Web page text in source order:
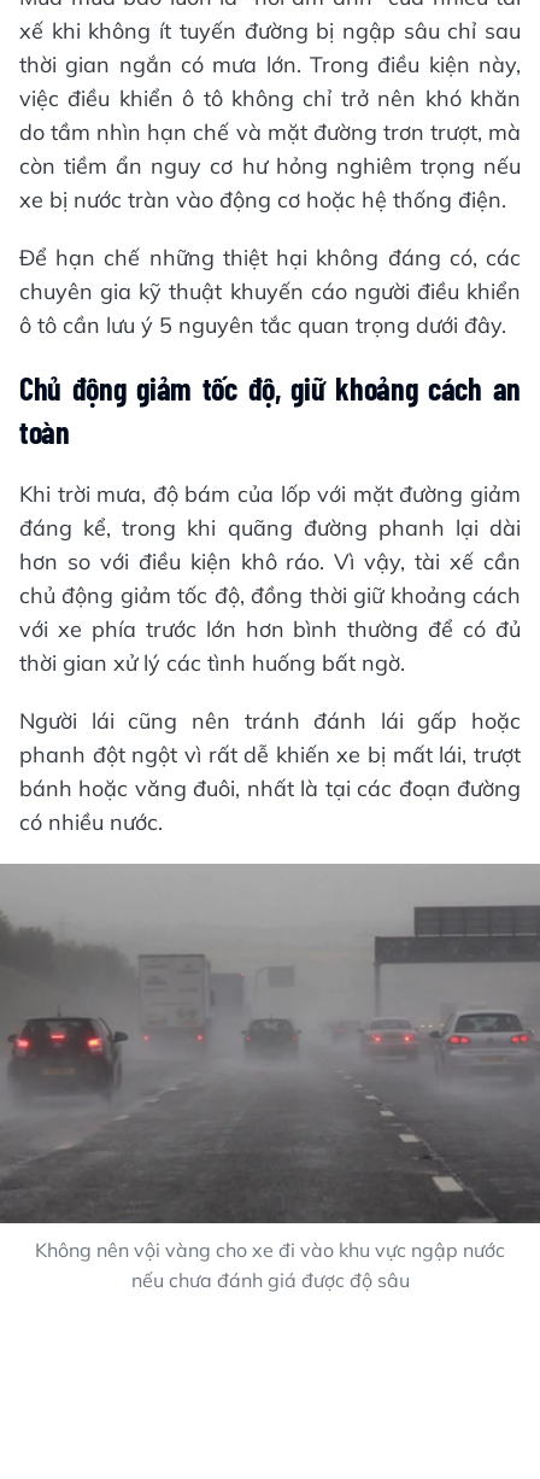
xế khi không ít tuyến đường bị ngập sâu chỉ sau
thời gian ngắn có mưa lớn. Trong điều kiện này,
việc điều khiển ô tô không chỉ trở nên khó khăn
do tầm nhìn hạn chế và mặt đường trơn trượt, mà
còn tiềm ẩn nguy cơ hư hỏng nghiêm trọng nếu
xe bị nước tràn vào động cơ hoặc hệ thống điện.
Để hạn chế những thiệt hại không đáng có, các
chuyên gia kỹ thuật khuyến cáo người điều khiển
ô tô cần lưu ý 5 nguyên tắc quan trọng dưới đây.
Chủ động giảm tốc độ, giữ khoảng cách an
toàn
Khi trời mưa, độ bám của lốp với mặt đường giảm
đáng kể, trong khi quãng đường phanh lại dài
hơn so với điều kiện khô ráo. Vì vậy, tài xế cần
chủ động giảm tốc độ, đồng thời giữ khoảng cách
với xe phía trước lớn hơn bình thường để có đủ
thời gian xử lý các tình huống bất ngờ.
Người lái cũng nên tránh đánh lái gấp hoặc
phanh đột ngột vì rất dễ khiến xe bị mất lái, trượt
bánh hoặc văng đuôi, nhất là tại các đoạn đường
có nhiều nước.
Không nên vội vàng cho xe đi vào khu vực ngập nước
nếu chưa đánh giá được độ sâu